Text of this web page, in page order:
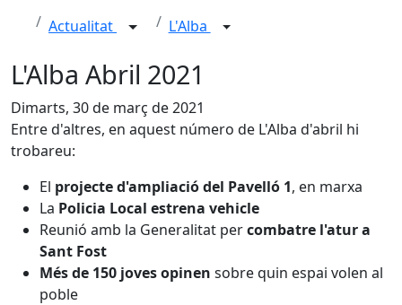
Actualitat L'Alba
L'Alba Abril 2021
Dimarts, 30 de març de 2021
Entre d'altres, en aquest número de L'Alba d'abril hi
trobareu:
El projecte d'ampliació del Pavelló 1, en marxa
La Policia Local estrena vehicle
Reunió amb la Generalitat percombatre l'atur a
Sant Fost
Més de 150 joves opinen sobre quin espai volen al
poble